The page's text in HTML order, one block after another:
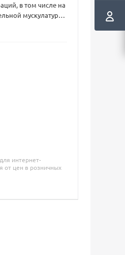
в том числе на
мускулатуры
интернет-
от цен в розничных